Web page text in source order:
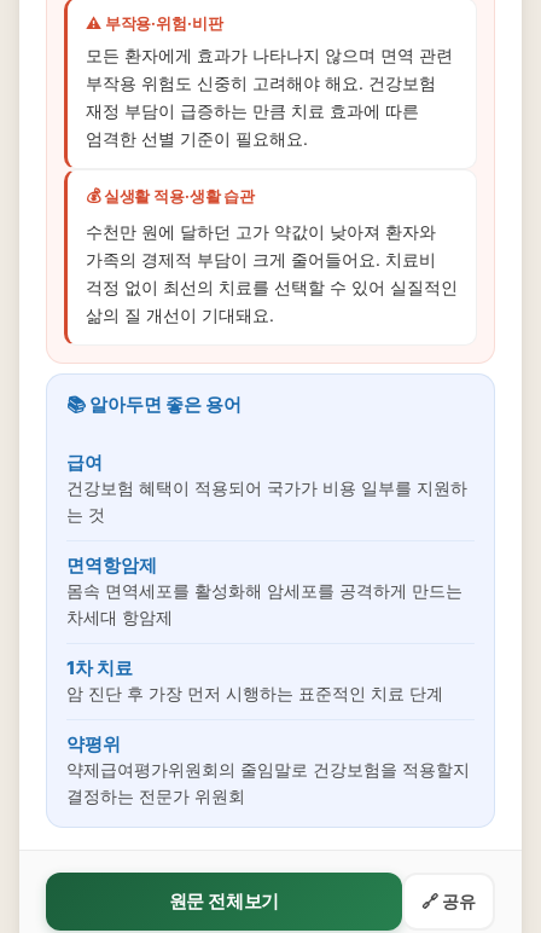
⚠️ 부작용·위험·비판
모든 환자에게 효과가 나타나지 않으며 면역 관련
부작용 위험도 신중히 고려해야 해요. 건강보험
재정 부담이 급증하는 만큼 치료 효과에 따른
엄격한 선별 기준이 필요해요.
💰 실생활 적용·생활 습관
수천만 원에 달하던 고가 약값이 낮아져 환자와
가족의 경제적 부담이 크게 줄어들어요. 치료비
걱정 없이 최선의 치료를 선택할 수 있어 실질적인
삶의 질 개선이 기대돼요.
📚 알아두면 좋은 용어
급여
건강보험 혜택이 적용되어 국가가 비용 일부를 지원하
는 것
면역항암제
몸속 면역세포를 활성화해 암세포를 공격하게 만드는
차세대 항암제
1차 치료
암 진단 후 가장 먼저 시행하는 표준적인 치료 단계
약평위
약제급여평가위원회의 줄임말로 건강보험을 적용할지
결정하는 전문가 위원회
원문 전체보기 🔗 공유